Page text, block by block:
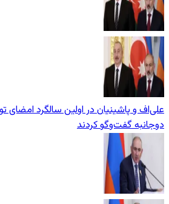
علی‌اف و پاشینیان در اولین سالگرد امضای
دوجانبه گفت‌وگو کردند